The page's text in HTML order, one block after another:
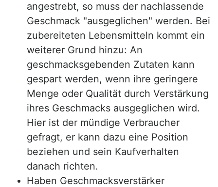
angestrebt, so muss der nachlassende
Geschmack "ausgeglichen" werden. Bei
zubereiteten Lebensmitteln kommt ein
weiterer Grund hinzu: An
geschmacksgebenden Zutaten kann
gespart werden, wenn ihre geringere
Menge oder Qualität durch Verstärkung
ihres Geschmacks ausgeglichen wird.
Hier ist der mündige Verbraucher
gefragt, er kann dazu eine Position
beziehen und sein Kaufverhalten
danach richten.
Haben Geschmacksverstärker